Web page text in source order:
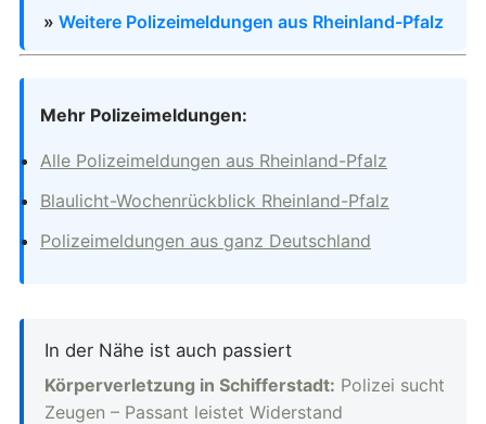
» Weitere Polizeimeldungen aus Rheinland-Pfalz
Mehr Polizeimeldungen:
Alle Polizeimeldungen aus Rheinland-Pfalz
Blaulicht-Wochenrückblick Rheinland-Pfalz
Polizeimeldungen aus ganz Deutschland
In der Nähe ist auch passiert
Körperverletzung in Schifferstadt: Polizei sucht
Zeugen – Passant leistet Widerstand